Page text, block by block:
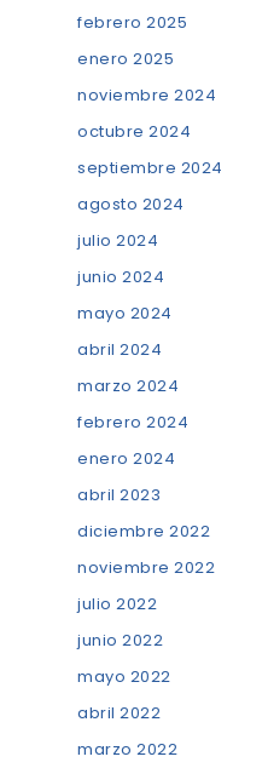
febrero 2025
enero 2025
noviembre 2024
octubre 2024
septiembre 2024
agosto 2024
julio 2024
junio 2024
mayo 2024
abril 2024
marzo 2024
febrero 2024
enero 2024
abril 2023
diciembre 2022
noviembre 2022
julio 2022
junio 2022
mayo 2022
abril 2022
marzo 2022